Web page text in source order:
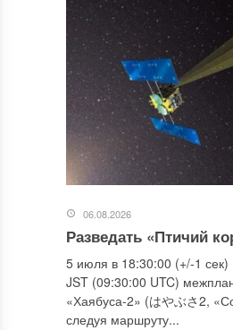
06.08.2026
Разведать «Птичий
5 июля в 18:30:00 (+/-1 сек)
JST (09:30:00 UTC)
«Хаябуса-2» (はやぶさ2,
следуя маршруту...